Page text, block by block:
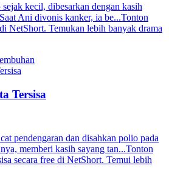
kecil, dibesarkan dengan kasih
Ani divonis kanker, ia be...Tonton
NetShort. Temukan lebih banyak drama
Tersisa
pendengaran dan disahkan polio pada
memberi kasih sayang tan...Tonton
secara free di NetShort. Temui lebih